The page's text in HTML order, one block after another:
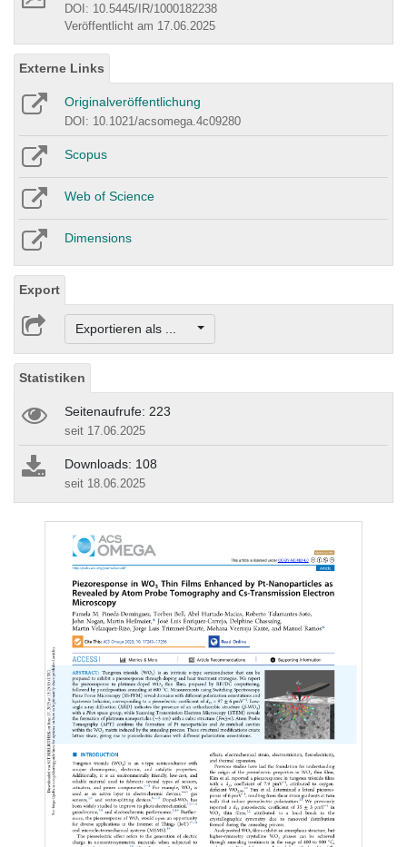
DOI: 10.5445/IR/1000182238
Veröffentlicht am 17.06.2025
Externe Links
Originalveröffentlichung
DOI: 10.1021/acsomega.4c09280
Scopus
Web of Science
Dimensions
Export
Exportieren als ...
Statistiken
Seitenaufrufe: 223
seit 17.06.2025
Downloads: 108
seit 18.06.2025